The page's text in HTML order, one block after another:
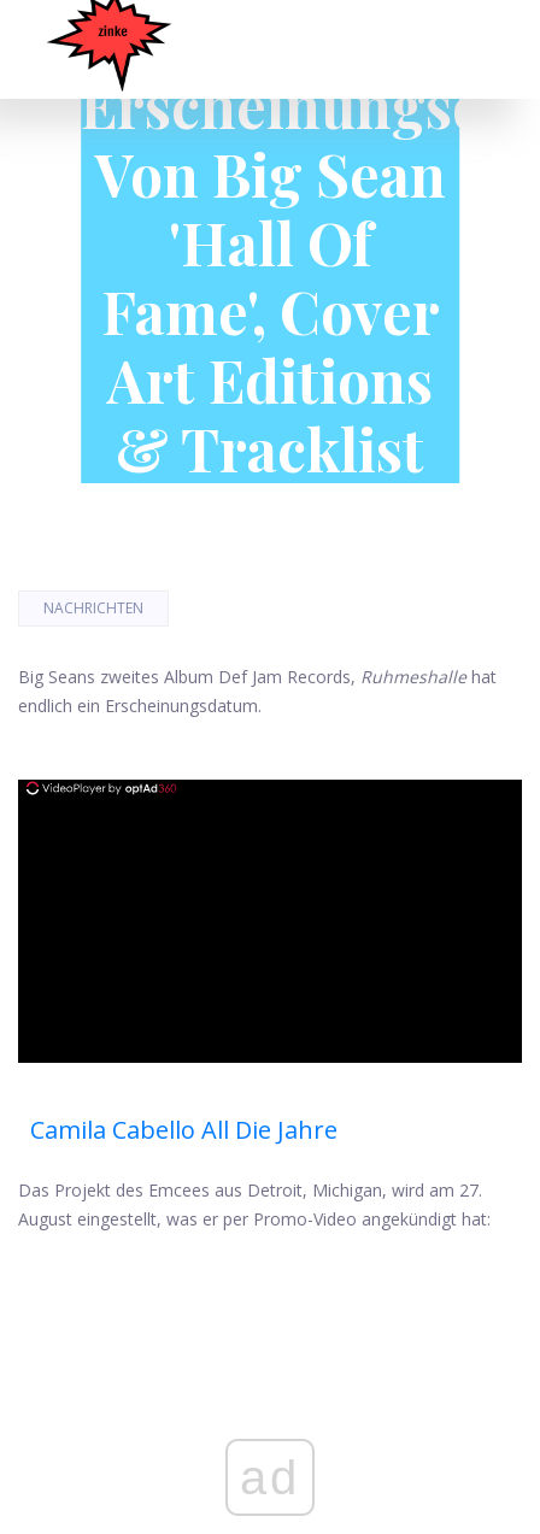
Von Big Sean
'Hall Of
Fame', Cover
Art Editions
& Tracklist
NACHRICHTEN
Big Seans zweites Album Def Jam Records, Ruhmeshallehat
endlich ein Erscheinungsdatum.
Camila Cabello All Die Jahre
Das Projekt des Emcees aus Detroit, Michigan, wird am 27.
August eingestellt, was er per Promo-Video angekündigt hat:
ad